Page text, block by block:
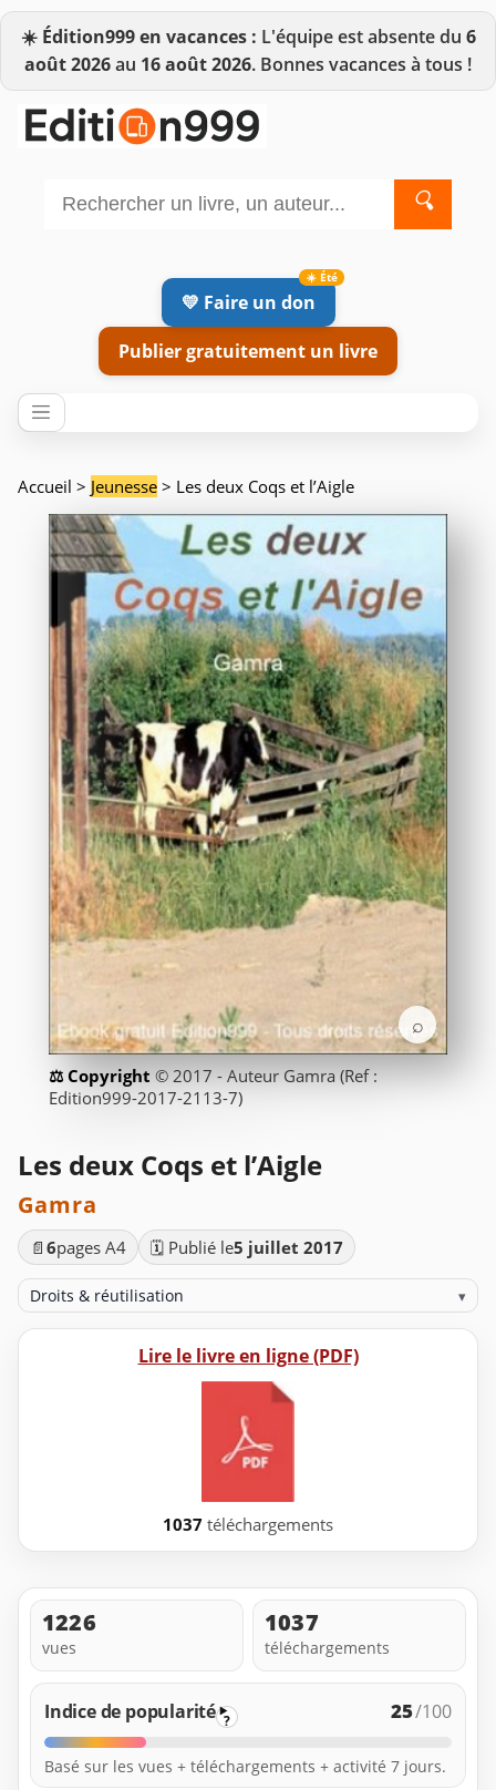
☀️ Édition999 en vacances : L'équipe est absente du 6
août 2026au 16 août 2026. Bonnes vacances à tous !
🔍
💛 Faire un don
Publier gratuitement un livre
Accueil > Jeunesse > Les deux Coqs et l’Aigle
⌕
© 2017 - Auteur Gamra (Ref :
Edition999-2017-2113-7)
Les deux Coqs et l’Aigle
Gamra
📄 6pages A4 🗓️ Publié le5 juillet 2017
Droits & réutilisation ▾
Lire le livre en ligne (PDF)
1037 téléchargements
1226
vues
1037
téléchargements
Indice de popularité ? 25/100
Basé sur les vues + téléchargements + activité 7 jours.